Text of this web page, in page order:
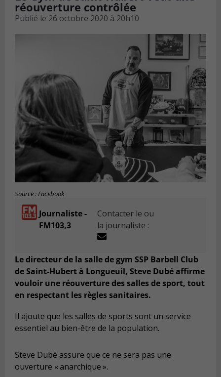
réouverture contrôlée
Publié le 26 octobre 2020 à 20h10
Source : Facebook
Journaliste -
FM103,3
Contacter le ou
la journaliste :
Le directeur de la salle de gym SSP Barbell Club
de Saint-Hubert à Longueuil, Steve Dubé affirme
vouloir une réouverture des salles de sport, tout
en respectant les règles sanitaires.
Il ajoute que les salles de sports sont un service
essentiel au bien-être de la population.
Steve Dubé assure que ce ne sera pas une
ouverture « anarchique ».